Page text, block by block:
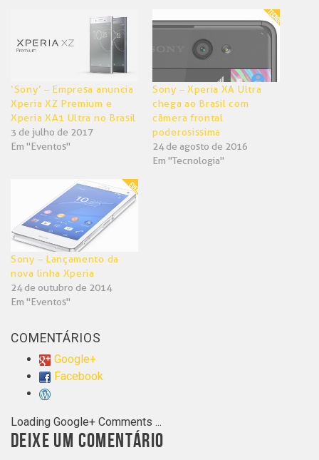
nova
janela)
‘Sony’ – Empresa anuncia
Xperia XZ Premium e
Xperia XA1 Ultra no Brasil
3 de julho de 2017
Em "Eventos"
Sony – Xperia XA Ultra
chega ao Brasil com
câmera frontal
poderosissima
24 de agosto de 2016
Em "Tecnologia"
Sony – Lançamento da
nova linha Xperia
24 de outubro de 2014
Em "Eventos"
COMENTÁRIOS
Google+
Facebook
Loading Google+ Comments ...
DEIXE UM COMENTÁRIO